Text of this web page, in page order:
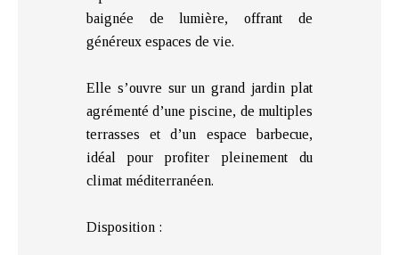
baignée de lumière, offrant de
généreux espaces de vie.
Elle s’ouvre sur un grand jardin plat
agrémenté d’une piscine, de multiples
terrasses et d’un espace barbecue,
idéal pour profiter pleinement du
climat méditerranéen.
Disposition :